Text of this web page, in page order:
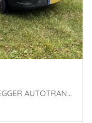
519 DUBBEL CABINE MET OPLEGGER AUTOTRANSPORTER